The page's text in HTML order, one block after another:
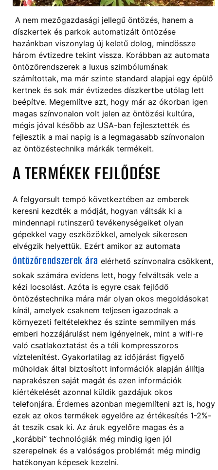
A nem mezőgazdasági jellegű öntözés, hanem a
díszkertek és parkok automatizált öntözése
hazánkban viszonylag új keletű dolog, mindössze
három évtizedre tekint vissza. Korábban az automata
öntözőrendszerek a luxus szimbólumának
számítottak, ma már szinte standard alapjai egy épülő
kertnek és sok már évtizedes díszkertbe utólag lett
beépítve. Megemlítve azt, hogy már az ókorban igen
magas színvonalon volt jelen az öntözési kultúra,
mégis jóval később az USA-ban fejlesztették és
fejlesztik a mai napig is a legmagasabb színvonalon
az öntözéstechnika márkák termékeit.
A TERMÉKEK FEJLŐDÉSE
A felgyorsult tempó következtében az emberek
keresni kezdték a módját, hogyan váltsák ki a
mindennapi rutinszerű tevékenységeiket olyan
gépekkel vagy eszközökkel, amelyek sikeresen
elvégzik helyettük. Ezért amikor az automata
öntözőrendszerek ára elérhető színvonalra csökkent,
sokak számára evidens lett, hogy felváltsák vele a
kézi locsolást. Azóta is egyre csak fejlődő
öntözéstechnika mára már olyan okos megoldásokat
kínál, amelyek csaknem teljesen igazodnak a
környezeti feltételekhez és szinte semmilyen más
emberi hozzájárulást nem igényelnek, mint a wifi-re
való csatlakoztatást és a téli kompresszoros
víztelenítést. Gyakorlatilag az időjárást figyelő
műholdak által biztosított információk alapján állítja
naprakészen saját magát és ezen információk
kiértékelését azonnal küldik gazdájuk okos
telefonjára. Érdemes azonban megemlíteni azt is, hogy
ezek az okos termékek egyelőre az értékesítés 1-2%-
át teszik csak ki. Az áruk egyelőre magas és a
„korábbi” technológiák még mindig igen jól
szerepelnek és a valóságos problémát még mindig
hatékonyan képesek kezelni.